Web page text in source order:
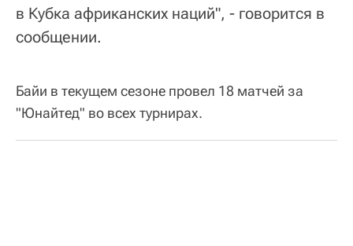
в Кубка африканских наций", - говорится в
сообщении.
Байи в текущем сезоне провел 18 матчей за
"Юнайтед" во всех турнирах.